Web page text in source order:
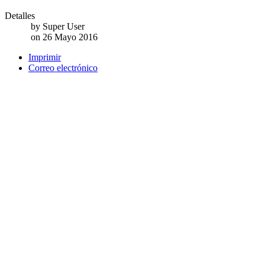
Detalles
by Super User
on 26 Mayo 2016
Imprimir
Correo electrónico